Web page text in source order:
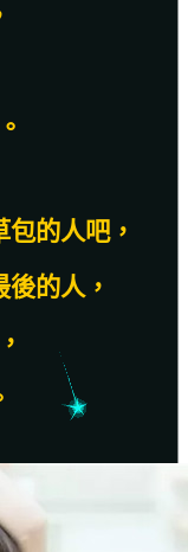
的人吧，
的人，